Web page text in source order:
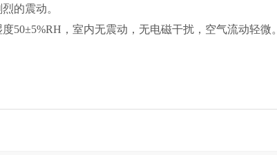
的震动。
50±5%RH，室内无震动，无电磁干扰，空气流动轻微。